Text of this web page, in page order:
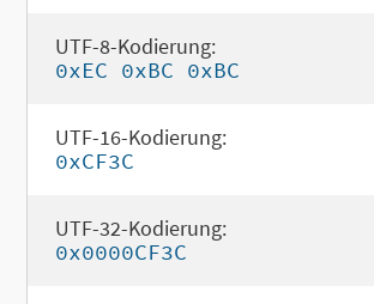
UTF-8-Kodierung:
0xEC 0xBC 0xBC
UTF-16-Kodierung:
0xCF3C
UTF-32-Kodierung:
0x0000CF3C